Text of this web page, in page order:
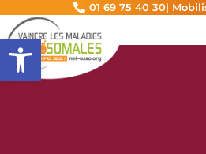
Ouvrir la barre d’outils
01 69 75 40 30|